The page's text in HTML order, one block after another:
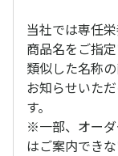
当社では専任
商品名をご指
類似した名称
お知らせいた
す。
※一部、オー
はご案内できな